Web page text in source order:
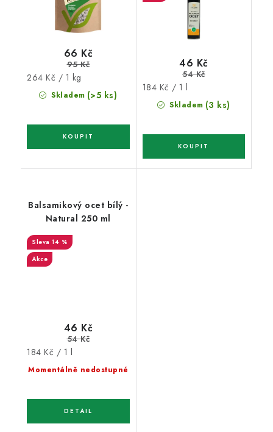
Skladem (>5 ks)
66 Kč
95 Kč
Měrná
cena:
264 Kč / 1 kg
Skladem (3 ks)
46 Kč
54 Kč
Měrná
cena:
184 Kč / 1 l
Balsamikový ocet bílý -
Natural 250 ml
14 %
Akce
Momentálně nedostupné
46 Kč
54 Kč
Měrná
cena:
184 Kč / 1 l